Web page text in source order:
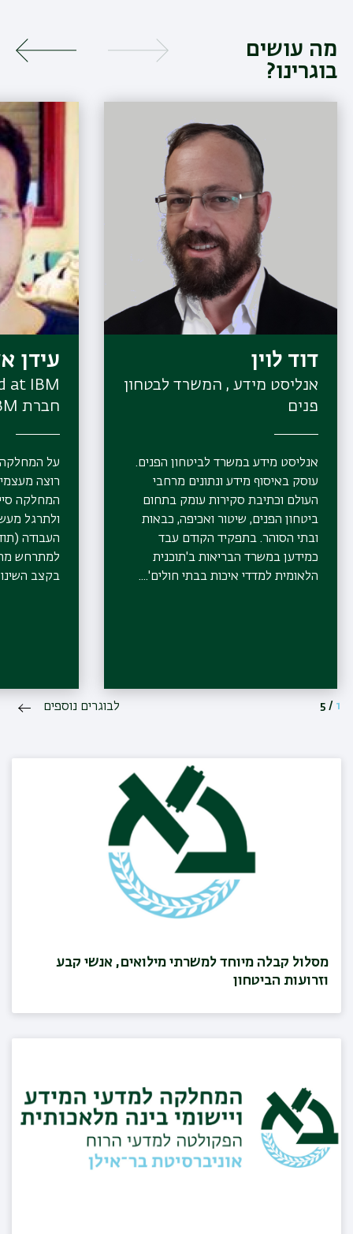
מה עושים
בוגרינו?
דוד לוין
אנליסט מידע , המשרד לבטחון
פנים
אנליסט מידע במשרד לביטחון הפנים.
עוסק באיסוף מידע ונתונים מרחבי
העולם וכתיבת סקירות עומק בתחום
ביטחון הפנים, שיטור ואכיפה, כבאות
ובתי הסוהר. בתפקיד הקודם עבד
כמידען במשרד הבריאות ב'תוכנית
הלאומית למדדי איכות בבתי חולים'....
עידן
חברת IBM
על
רוצה
המחלקה
ולתרגל
העבודה
למתרחש
בקצב
1
/
5 לבוגרים נוספים
מסלול קבלה מיוחד למשרתי מילואים, אנשי קבע
וזרועות הביטחון